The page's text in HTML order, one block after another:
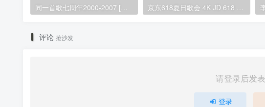
同一首歌七周年2000-2007 [MV] [4DVD ISO][3.07G+3.03G+3.01G+3.13G] 京东618夏日歌会 4K JD 618 Summer Concert 2025 2160P 50fps UHDTV HEVC 10bit HLG AAC [HDTV TS 39.4GB]
评论 抢沙发
请登录后发
登录